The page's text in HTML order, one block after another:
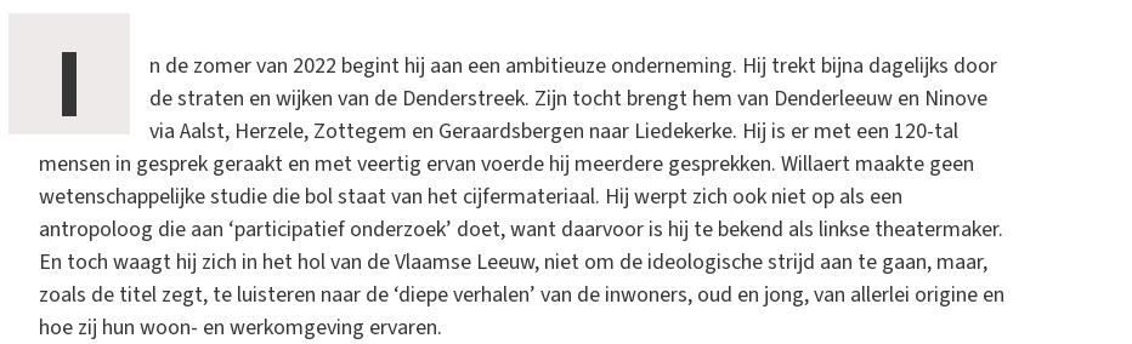
I
n de zomer van 2022 begint hij aan een ambitieuze onderneming. Hij trekt bijna dagelijks door
de straten en wijken van de Denderstreek. Zijn tocht brengt hem van Denderleeuw en Ninove
via Aalst, Herzele, Zottegem en Geraardsbergen naar Liedekerke. Hij is er met een 120-tal
mensen in gesprek geraakt en met veertig ervan voerde hij meerdere gesprekken. Willaert maakte geen
wetenschappelijke studie die bol staat van het cijfermateriaal. Hij werpt zich ook niet op als een
antropoloog die aan ‘participatief onderzoek’ doet, want daarvoor is hij te bekend als linkse theatermaker.
En toch waagt hij zich in het hol van de Vlaamse Leeuw, niet om de ideologische strijd aan te gaan, maar,
zoals de titel zegt, te luisteren naar de ‘diepe verhalen’ van de inwoners, oud en jong, van allerlei origine en
hoe zij hun woon- en werkomgeving ervaren.